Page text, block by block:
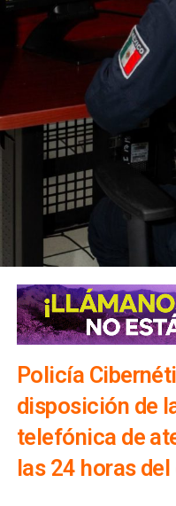
Policía
disposición de
telefónica de
las 24 horas del